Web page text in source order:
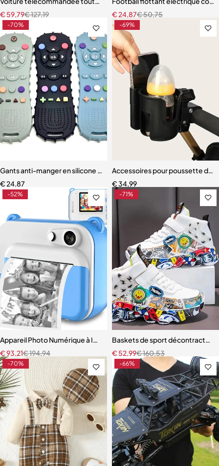
€127,19
€ 59,79
€50,75
€24,87
-70%
Gants anti-manger en silicone pour bébé
€24,87
-69%
Accessoires pour poussette de
€34,99
-52%
Appareil Photo Numérique à Impression Instantanée pour Enfant
€194,94
€93,21
-71%
Baskets de sport décontractées
€160,53
€ 52,99
-70% -66%